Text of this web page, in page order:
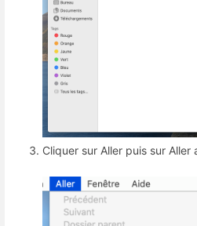
Cliquer sur Aller puis sur Aller